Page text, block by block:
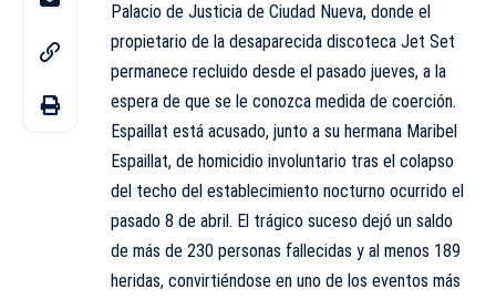
Palacio de Justicia de Ciudad Nueva, donde el
propietario de la desaparecida discoteca Jet Set
permanece recluido desde el pasado jueves, a la
espera de que se le conozca medida de coerción.
Espaillat está acusado, junto a su hermana Maribel
Espaillat, de homicidio involuntario tras el colapso
del techo del establecimiento nocturno ocurrido el
pasado 8 de abril. El trágico suceso dejó un saldo
de más de 230 personas fallecidas y al menos 189
heridas, convirtiéndose en uno de los eventos más